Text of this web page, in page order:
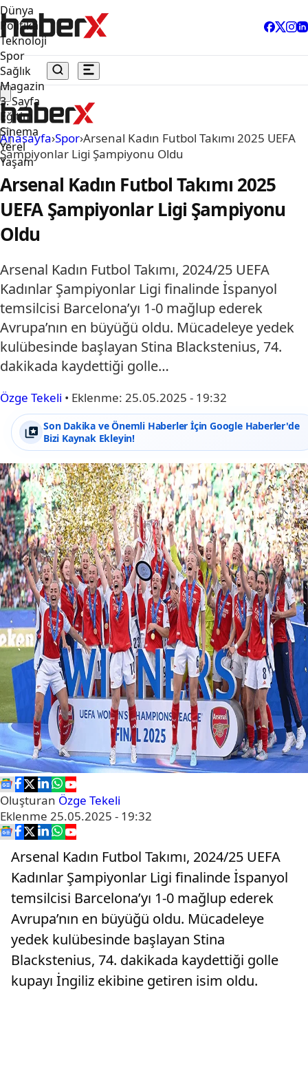
Dünya
Politika
Teknoloji
Spor
Sağlık
Magazin
3. Sayfa
Eğitim
Sinema
Yerel
Yaşam
Anasayfa›Spor›Arsenal Kadın Futbol Takımı 2025 UEFA
Şampiyonlar Ligi Şampiyonu Oldu
Arsenal Kadın Futbol Takımı 2025
UEFA Şampiyonlar Ligi Şampiyonu
Oldu
Arsenal Kadın Futbol Takımı, 2024/25 UEFA
Kadınlar Şampiyonlar Ligi finalinde İspanyol
temsilcisi Barcelona’yı 1-0 mağlup ederek
Avrupa’nın en büyüğü oldu. Mücadeleye yedek
kulübesinde başlayan Stina Blackstenius, 74.
dakikada kaydettiği golle…
Özge Tekeli • Eklenme: 25.05.2025 - 19:32
Son Dakika ve Önemli Haberler İçin Google Haberler'de
Bizi Kaynak Ekleyin!
Oluşturan Özge Tekeli
Eklenme 25.05.2025 - 19:32
Arsenal Kadın Futbol Takımı, 2024/25 UEFA
Kadınlar Şampiyonlar Ligi finalinde İspanyol
temsilcisi Barcelona’yı 1-0 mağlup ederek
Avrupa’nın en büyüğü oldu. Mücadeleye
yedek kulübesinde başlayan Stina
Blackstenius, 74. dakikada kaydettiği golle
kupayı İngiliz ekibine getiren isim oldu.